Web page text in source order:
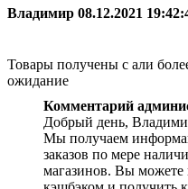
Владимир 08.12.2021
Товары получены с али
ожидание
Комментарий
Добрый день,
Мы получаем
заказов по мере
магазинов. Вы можете